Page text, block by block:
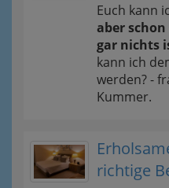
Euch kann
aber
gar nichts
kann ich
werden? -
Kummer.
richtige